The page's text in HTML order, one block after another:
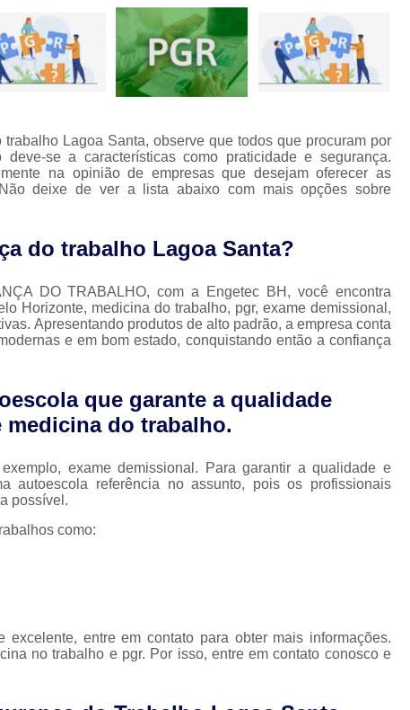
Laudos Técnicos de Pgr
Laudo de Segurança no Trabalho
Laudo Técnico de Segurança do Trabalho
Laudo Técnico Segurança do Trabalho
Laudos de Segurança
Laudos de Segurança e Medicina do
Laudos Segurança do Trabalho
Clínica de Segurança e Medicina do
Empresa de Medicina do Trabalho
Medicina do Trabalho em Nova Lima
Medicina do Trabalho Exame
Pgr e Gro
Pgr e Pcmso
Pgr Nr18
Pgr Nr22
Controle de Saúde Ocupacional
Nr 07 Programa de
Nr 7 Programa de
Programa Controle
Programa de Controle Médico de
Lagoa Santa, observe que todos que procuram por
se a características como praticidade e segurança.
na opinião de empresas que desejam oferecer as
deixe de ver a lista abaixo com mais opções sobre
do trabalho Lagoa Santa?
DO TRABALHO, com a Engetec BH, você encontra
Horizonte, medicina do trabalho, pgr, exame demissional,
Apresentando produtos de alto padrão, a empresa conta
e em bom estado, conquistando então a confiança
que garante a qualidade
medicina do trabalho.
exame demissional. Para garantir a qualidade e
autoescola referência no assunto, pois os profissionais
possível.
como:
entre em contato para obter mais informações.
no trabalho e pgr. Por isso, entre em contato conosco e